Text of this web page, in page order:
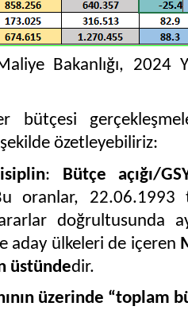
Bakanlığı, 2024
bütçesi
özetleyebiliriz:
:
Bütçe açığı/
oranlar, 22.06.1993
doğrultusunda
aday ülkeleri de içeren
üstündedir.
üzerinde “toplam